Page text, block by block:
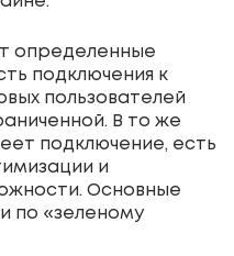
определенные
подключения к
пользователей
В то же
подключение, есть
и
Основные
по «зеленому